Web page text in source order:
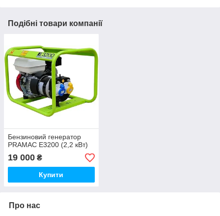
Подібні товари компанії
Бензиновий генератор
PRAMAC E3200 (2,2 кВт)
19 000 ₴
Купити
Про нас